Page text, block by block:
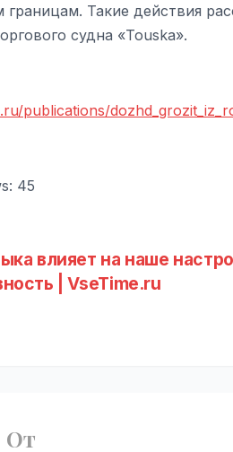
границам. Такие действия
судна «Touska».
publications/
45
влияет на наше
| VseTime.ru
От